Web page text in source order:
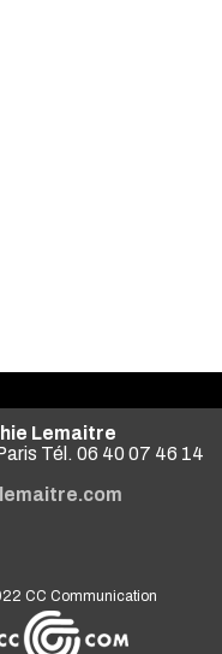
Lemaitre
Tél. 06 40 07 46 14
CC Communication